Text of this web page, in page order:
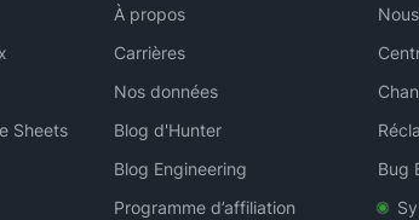
Sheets
À propos
Carrières
Nos données
Blog d'Hunter
Blog Engineering
Programme d’affiliation
Bug